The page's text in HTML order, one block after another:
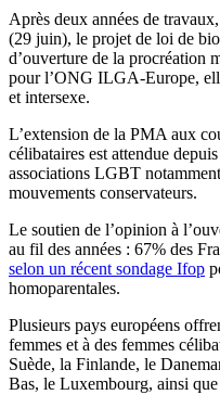
Après deux années de
(29 juin), le projet de loi de
d’ouverture de la procréation
pour l’ONG ILGA-Europe,
et intersexe.
L’extension de la PMA aux
célibataires est attendue
associations LGBT
mouvements conservateurs.
Le soutien de l’opinion à
au fil des années : 67% des
selon un récent sondage Ifop
homoparentales.
Plusieurs pays européens
femmes et à des femmes
Suède, la Finlande, le
Bas, le Luxembourg, ainsi